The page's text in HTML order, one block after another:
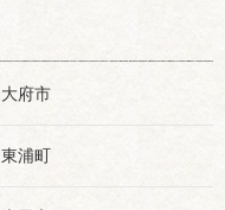
大府市
東浦町